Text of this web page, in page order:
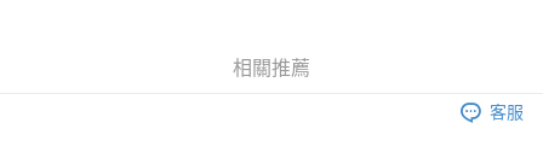
每筆NT$80，滿NT$6,000(含以上)免運費
相關推薦
客服